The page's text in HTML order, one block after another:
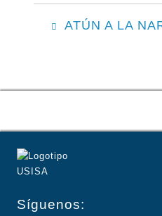
ATÚN A LA
Síguenos: